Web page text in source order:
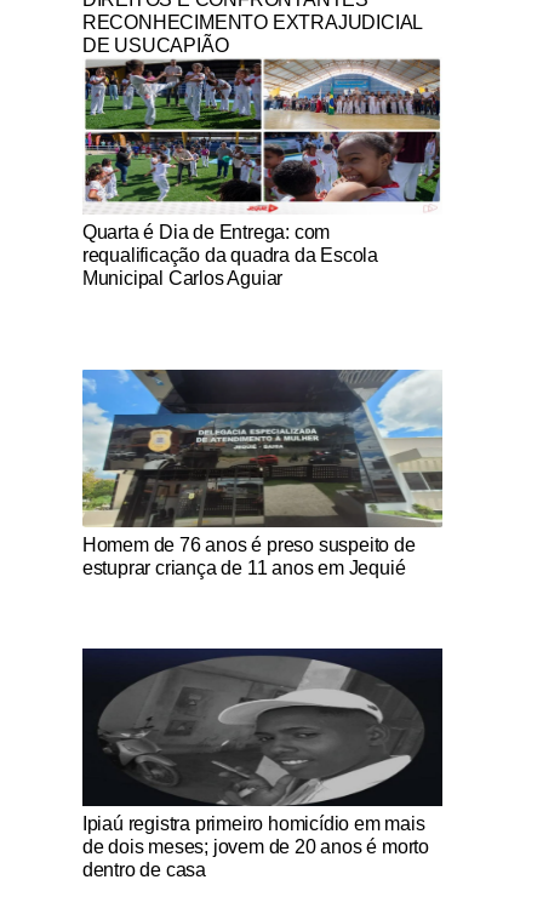
RECONHECIMENTO EXTRAJUDICIAL
DE USUCAPIÃO
Notícias Católicas
Quarta é Dia de Entrega: com
requalificação da quadra da Escola
Municipal Carlos Aguiar
Notícias Católicas
Homem de 76 anos é preso suspeito de
estuprar criança de 11 anos em Jequié
Notícias Católicas
Ipiaú registra primeiro homicídio em mais
de dois meses; jovem de 20 anos é morto
dentro de casa